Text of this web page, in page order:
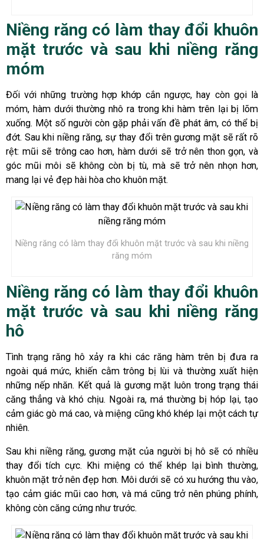
Niềng răng có làm thay đổi khuôn
mặt trước và sau khi niềng răng
móm
Đối với những trường hợp khớp cắn ngược, hay còn gọi là
móm, hàm dưới thường nhô ra trong khi hàm trên lại bị lõm
xuống. Một số người còn gặp phải vấn đề phát âm, có thể bị
đớt. Sau khi niềng răng, sự thay đổi trên gương mặt sẽ rất rõ
rệt: mũi sẽ trông cao hơn, hàm dưới sẽ trở nên thon gọn, và
góc mũi môi sẽ không còn bị tù, mà sẽ trở nên nhọn hơn,
mang lại vẻ đẹp hài hòa cho khuôn mặt.
Niềng răng có làm thay đổi khuôn mặt trước và sau khi niềng
răng móm
Niềng răng có làm thay đổi khuôn
mặt trước và sau khi niềng răng
hô
Tình trạng răng hô xảy ra khi các răng hàm trên bị đưa ra
ngoài quá mức, khiến cằm trông bị lùi và thường xuất hiện
những nếp nhăn. Kết quả là gương mặt luôn trong trạng thái
căng thẳng và khó chịu. Ngoài ra, má thường bị hóp lại, tạo
cảm giác gò má cao, và miệng cũng khó khép lại một cách tự
nhiên.
Sau khi niềng răng, gương mặt của người bị hô sẽ có nhiều
thay đổi tích cực. Khi miệng có thể khép lại bình thường,
khuôn mặt trở nên đẹp hơn. Môi dưới sẽ có xu hướng thu vào,
tạo cảm giác mũi cao hơn, và má cũng trở nên phúng phính,
không còn căng cứng như trước.